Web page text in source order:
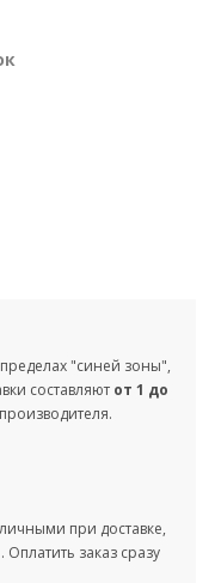
пределах "синей зоны",
составляют от 1 до
при доставке,
заказ сразу